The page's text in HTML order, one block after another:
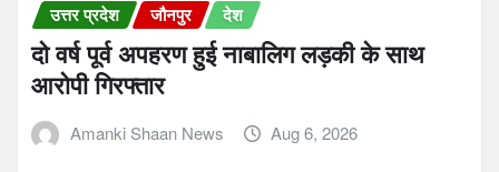
उत्तर प्रदेश जौनपुर देश
दो वर्ष पूर्व अपहरण हुई नाबालिग लड़की के साथ
आरोपी गिरफ्तार
Amanki Shaan News Aug 6, 2026